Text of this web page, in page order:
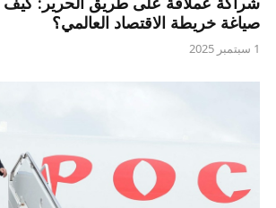
صياغة خريطة الاقتصاد العالمي؟
1 سبتمبر 2025